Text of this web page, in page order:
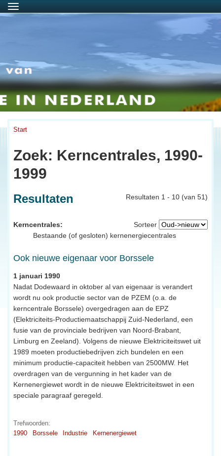
Menu
Start
Zoek: Kerncentrales, 1990-
1999
Resultaten 1 - 10 (van 51)
Resultaten
Sorteer
Kerncentrales:
Bestaande (of gesloten) kernenergiecentrales
Ook nieuwe eigenaar voor Borssele
1 januari 1990
Nadat Dodewaard in oktober al van eigenaar is verandert
wordt nu ook productie sector van de PZEM (o.a. de
kerncentrale Borssele) overgedragen aan de EPZ
(Elektriciteits-Productiemaatschappij Zuid-Nederland, een
fusie van de provinciale bedrijven van Noord-Brabant,
Limburg en Zeeland). Volgens de nieuwe Elektriciteitswet uit
1989 moeten productiebedrijven zich bundelen en een
minimum productie-capaciteit hebben van 2500MW. Het
overdragen van de vergunning in het kader van de
Kernenergiewet wordt in de nieuwe Elektriciteitswet in een
speciale paragraaf geregeld.
Trefwoorden:
1990
Borssele Industrie Kernenergiewet